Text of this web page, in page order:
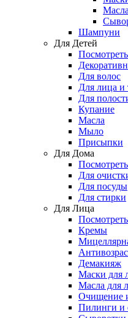
Масла
Шампуни
Для Детей
Для волос
Для лица и
Для
Купание
Масла
Мыло
Присыпки
Для Дома
Для
Для посуды
Для стирки
Для Лица
Кремы
Демакияж
Маски для
Масла для
Очищение
Пилинги и